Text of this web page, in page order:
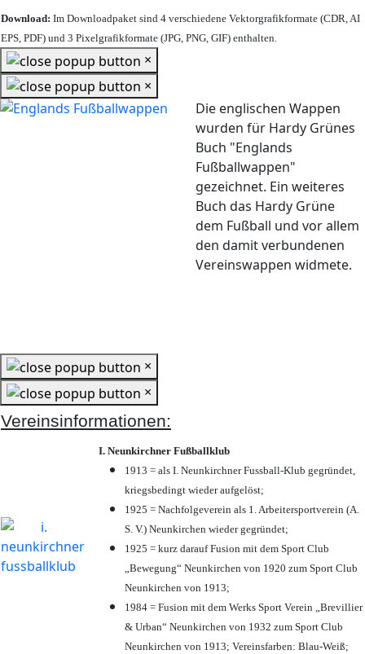
Download: Im Downloadpaket sind 4 verschiedene Vektorgrafikformate (CDR, AI
EPS, PDF) und 3 Pixelgrafikformate (JPG, PNG, GIF) enthalten.
×
×
Die englischen Wappen
wurden für Hardy Grünes
Buch "Englands
Fußballwappen"
gezeichnet. Ein weiteres
Buch das Hardy Grüne
dem Fußball und vor allem
den damit verbundenen
Vereinswappen widmete.
×
×
Vereinsinformationen:
I. Neunkirchner Fußballklub
1913 = als I. Neunkirchner Fussball-Klub gegründet,
kriegsbedingt wieder aufgelöst;
1925 = Nachfolgeverein als 1. Arbeitersportverein (A.
S. V.) Neunkirchen wieder gegründet;
1925 = kurz darauf Fusion mit dem Sport Club
„Bewegung“ Neunkirchen von 1920 zum Sport Club
Neunkirchen von 1913;
1984 = Fusion mit dem Werks Sport Verein „Brevillier
& Urban“ Neunkirchen von 1932 zum Sport Club
Neunkirchen von 1913; Vereinsfarben: Blau-Weiß;